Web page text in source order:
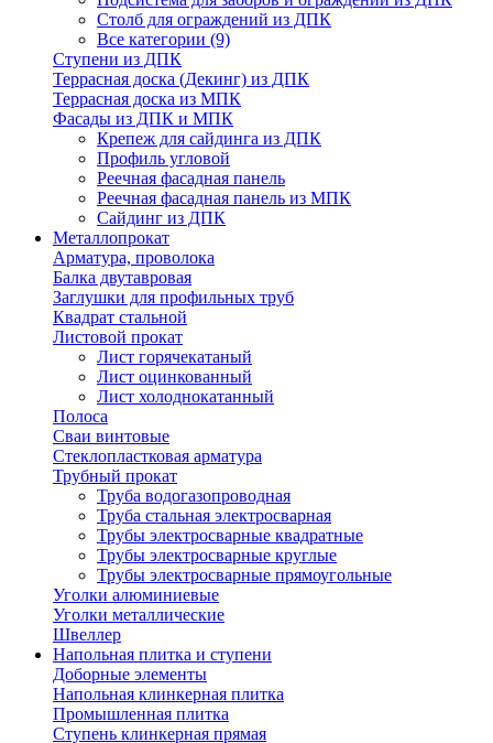
Столб для ограждений из ДПК
Все категории (9)
Ступени из ДПК
Террасная доска (Декинг) из ДПК
Террасная доска из МПК
Фасады из ДПК и МПК
Крепеж для сайдинга из ДПК
Профиль угловой
Реечная фасадная панель
Реечная фасадная панель из МПК
Сайдинг из ДПК
Металлопрокат
Арматура, проволока
Балка двутавровая
Заглушки для профильных труб
Квадрат стальной
Листовой прокат
Лист горячекатаный
Лист оцинкованный
Лист холоднокатанный
Полоса
Сваи винтовые
Стеклопластковая арматура
Трубный прокат
Труба водогазопроводная
Труба стальная электросварная
Трубы электросварные квадратные
Трубы электросварные круглые
Трубы электросварные прямоугольные
Уголки алюминиевые
Уголки металлические
Швеллер
Напольная плитка и ступени
Доборные элементы
Напольная клинкерная плитка
Промышленная плитка
Ступень клинкерная прямая